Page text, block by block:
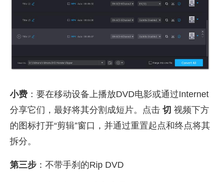
小费 ：要在移动设备上播放DVD电影或通过Internet
分享它们，最好将其分割成短片。点击 切 视频下方
的图标打开“剪辑”窗口，并通过重置起点和终点将其
拆分。
第三步 ：不带手刹的Rip DVD